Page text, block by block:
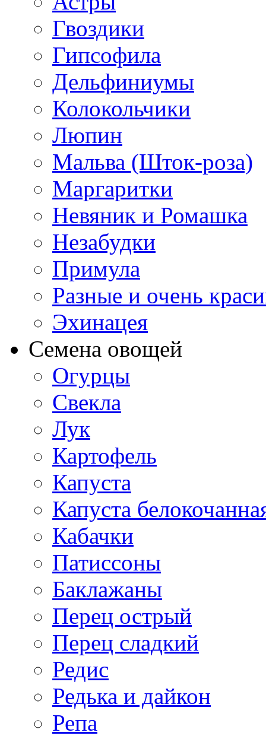
Гвоздики
Гипсофила
Дельфиниумы
Колокольчики
Люпин
Мальва (Шток-роза)
Маргаритки
Невяник и Ромашка
Незабудки
Примула
Разные и очень
Эхинацея
Семена овощей
Огурцы
Свекла
Лук
Картофель
Капуста
Капуста
Кабачки
Патиссоны
Баклажаны
Перец острый
Перец сладкий
Редис
Редька и дайкон
Репа